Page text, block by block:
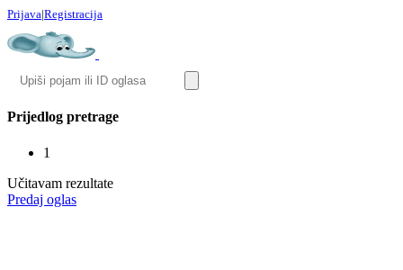
Prijava|Registracija
Prijedlog pretrage
1
Učitavam rezultate
Predaj oglas